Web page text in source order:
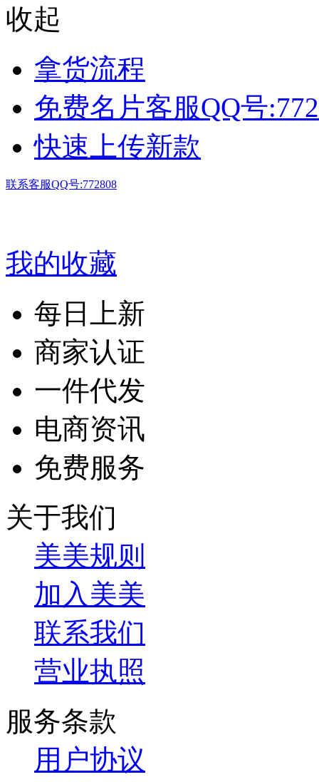
收起
拿货流程
免费名片客服QQ号
快速上传新款
联系客服QQ号:772808
我的收藏
每日上新
商家认证
一件代发
电商资讯
免费服务
关于我们
美美规则
加入美美
联系我们
营业执照
服务条款
用户协议